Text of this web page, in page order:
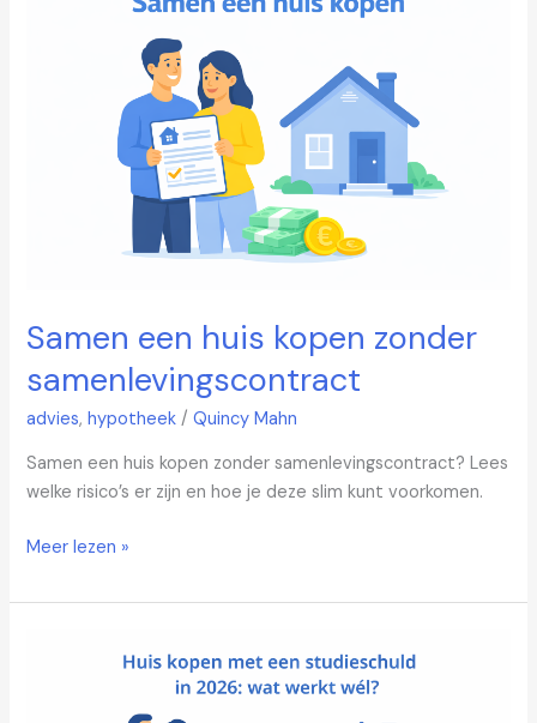
Samen een huis kopen zonder
samenlevingscontract
advies,hypotheek /Quincy Mahn
Samen een huis kopen zonder samenlevingscontract? Lees
welke risico’s er zijn en hoe je deze slim kunt voorkomen.
samenlevingscontract
Meer lezen »